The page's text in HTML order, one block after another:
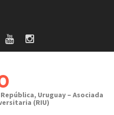
Uruguay – Asociada
(RIU)